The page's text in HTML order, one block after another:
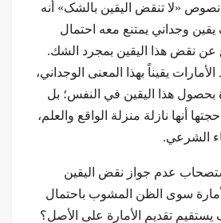
«لا تنقض اليقين بالشک» أنه
وجداني يمتنع معه احتمال
عن نقض هذا اليقين بمجرد الشك.
يقيناً بهذا المعنى الوجداني،
بحصول هذا اليقين في النفس؛ بل
أنها نازلة منزلة الواقع والعلم،
الشرعي.
عدم جواز نقض اليقين
سوى الظن المشوب باحتمال
تقديم الأمارة على الأصل؟